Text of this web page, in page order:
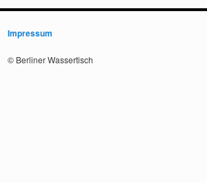
Impressum
© Berliner Wassertisch